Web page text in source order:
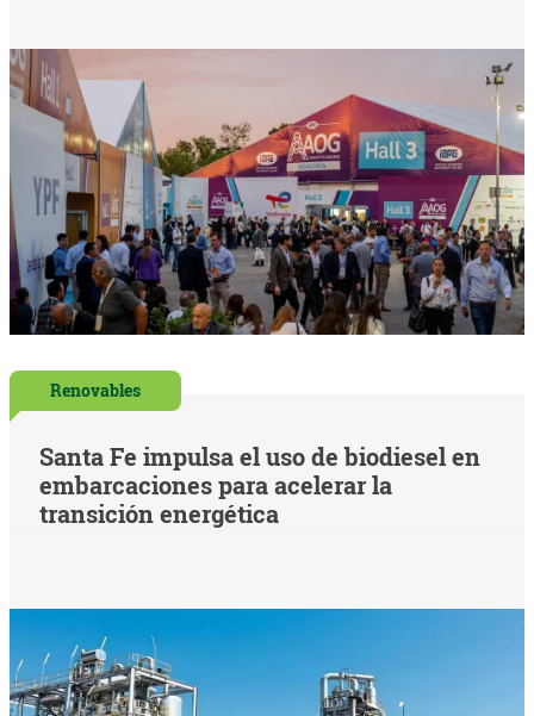
Renovables
Santa Fe impulsa el uso de biodiesel en
embarcaciones para acelerar la
transición energética